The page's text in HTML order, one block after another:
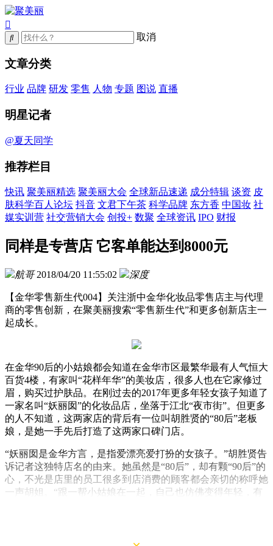
取消
文章分类
行业 品牌 研发 零售 人物 专题 图说 直播
明星记者
@夏天同学
推荐栏目
快讯 聚美丽精选 聚美丽大会 全球新品速递 成分特辑 谈资 皮
肤科学百人论坛 抖音 文君下午茶 科学品牌 东方香 中国妆 社
媒实训营 社交营销大会 创投+ 数聚 全球资讯 IPO 财报
同样是专营店 它客单能达到8000元
航哥 2018/04/20 11:55:02 深度
【金华零售新生代004】关注浙中金华化妆品零售店主与代理
商的零售创新，在聚美丽搜索“零售新生代”和更多创新店主一
起成长。
在金华90后的小姑娘都会知道在金华市区最繁华最有人气恒大
百货4楼，有家叫“花样年华”的美妆店，很多人也在它家修过
眉，购买过护肤品。在刚过去的2017年更多年轻女孩子知道了
一家名叫“妖丽囡”的化妆品店，坐落于江北“夜市街”。但更多
的人不知道，这两家店的背后有一位叫胡胜贤的“80后”老板
娘，是她一手先后打造了这两家口碑门店。
“妖丽囡是金华方言，是指爱漂亮爱打扮的女孩子。”胡胜贤告
诉记者这独特店名的由来。她虽然是“80后”，却有颗“90后”的
心，不光是店里的员工很多到店消费的顾客都会亲切的称呼她
一声胡姐。“跟一帮小姑娘在一起，自己也仿佛变得年轻，有